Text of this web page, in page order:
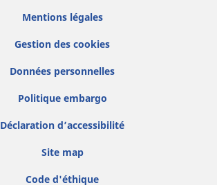
Mentions légales
Gestion des cookies
Données personnelles
Politique embargo
Déclaration d’accessibilité
Site map
Code d'éthique